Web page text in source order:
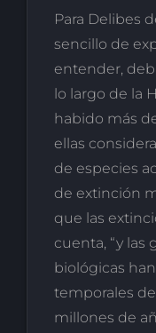
Para Delibes
sencillo de
entender,
lo largo de la
habido más
ellas
de especies
de extinción
que las
cuenta, “y las
biológicas
temporales
millones de